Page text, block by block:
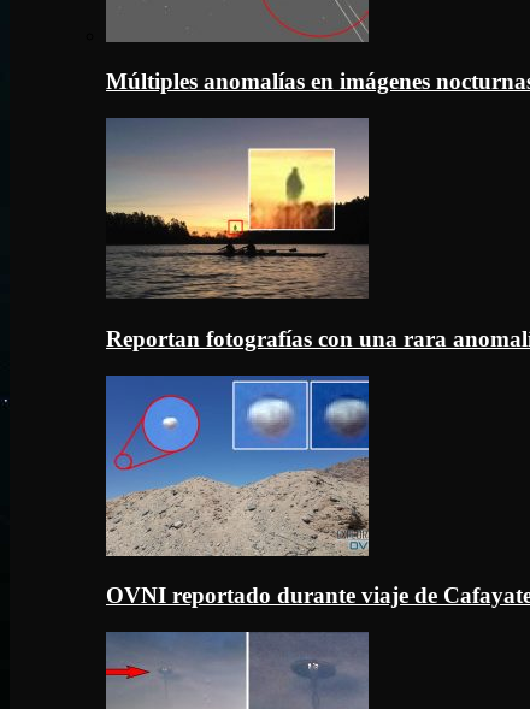
Múltiples anomalías en imágenes
Reportan fotografías con una rara
OVNI reportado durante viaje de